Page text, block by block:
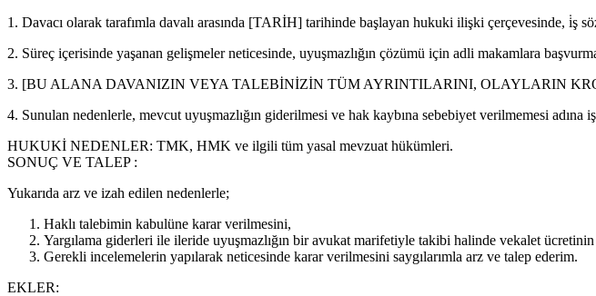
1. Davacı olarak tarafımla davalı arasında [TARİH] tarihinde başlayan hukuki ilişki çerçevesinde, i̇ş
2. Süreç içerisinde yaşanan gelişmeler neticesinde, uyuşmazlığın çözümü için adli makamlara
3. [BU ALANA DAVANIZIN VEYA TALEBİNİZİN TÜM AYRINTILARINI, OLAYLARIN
4. Sunulan nedenlerle, mevcut uyuşmazlığın giderilmesi ve hak kaybına sebebiyet verilmemesi adına
HUKUKİ NEDENLER: TMK, HMK ve ilgili tüm yasal mevzuat hükümleri.
SONUÇ VE TALEP :
Yukarıda arz ve izah edilen nedenlerle;
Haklı talebimin kabulüne karar verilmesini,
Yargılama giderleri ile ileride uyuşmazlığın bir avukat marifetiyle takibi halinde vekalet ücretinin
Gerekli incelemelerin yapılarak neticesinde karar verilmesini saygılarımla arz ve talep ederim.
EKLER: